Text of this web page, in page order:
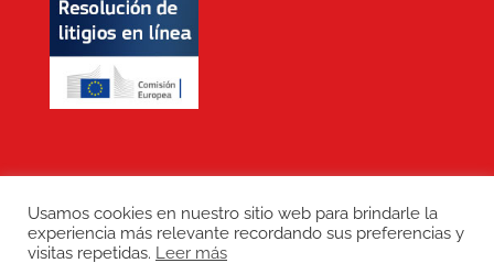
Copyright: Don Baraton © 2017 · Branding,
Usamos cookies en nuestro sitio web para brindarle la
experiencia más relevante recordando sus preferencias y
visitas repetidas. Leer más